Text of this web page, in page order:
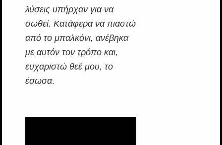
λύσεις υπήρχαν για να
σωθεί. Κατάφερα να πιαστώ
από το μπαλκόνι, ανέβηκα
με αυτόν τον τρόπο και,
ευχαριστώ θεέ μου, το
έσωσα.